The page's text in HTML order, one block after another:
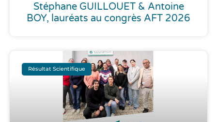
Stéphane GUILLOUET & Antoine
BOY, lauréats au congrès AFT 2026
Résultat Scientifique